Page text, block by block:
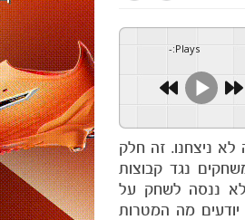
Plays
:
-
ניצחנו. זה חלק
נגד קבוצות
לא ננסה לשחק על
מה המטרות